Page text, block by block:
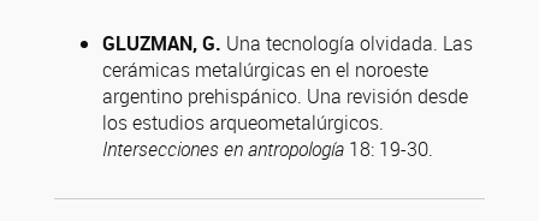
GLUZMAN, G. Una tecnología olvidada. Las
cerámicas metalúrgicas en el noroeste
argentino prehispánico. Una revisión desde
los estudios arqueometalúrgicos.
Intersecciones en antropología 18: 19-30.